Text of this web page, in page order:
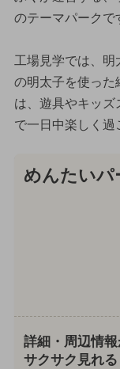
のテーマパークで
工場見学では、明
の明太子を使った
は、遊具やキッズ
で一日中楽しく過
めんたいパ
詳細・周辺情
サクサク見れる